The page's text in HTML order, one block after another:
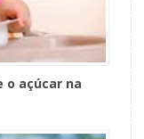
o açúcar na